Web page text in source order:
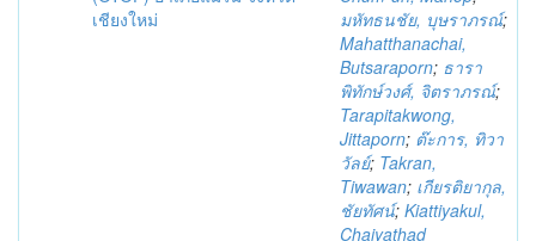
เชียงใหม่
มหัทธนชัย, บุษราภรณ์;
Mahatthanachai,
Butsaraporn; ธารา
พิทักษ์วงศ์, จิตราภรณ์;
Tarapitakwong,
Jittaporn; ต๊ะการ, ทิวา
วัลย์; Takran,
Tiwawan; เกียรติยากุล,
ชัยทัศน์; Kiattiyakul,
Chaiyathad